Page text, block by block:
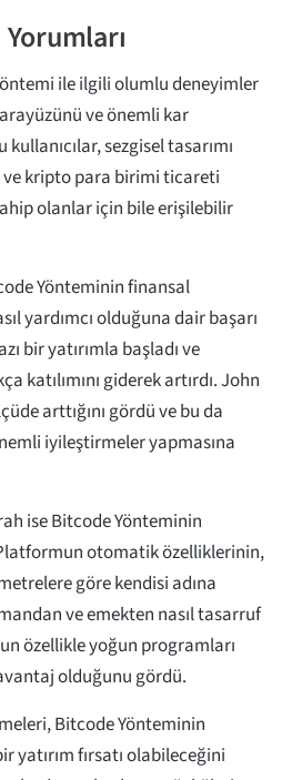
ile ilgili olumlu deneyimler
ve önemli kar
sezgisel tasarımı
kripto para birimi ticareti
olanlar için bile erişilebilir
Yönteminin finansal
yardımcı olduğuna dair başarı
bir yatırımla başladı ve
katılımını giderek artırdı. John
arttığını gördü ve bu da
iyileştirmeler yapmasına
ise Bitcode Yönteminin
Platformun otomatik özelliklerinin,
göre kendisi adına
ve emekten nasıl tasarruf
özellikle yoğun programları
olduğunu gördü.
Bitcode Yönteminin
yatırım fırsatı olabileceğini